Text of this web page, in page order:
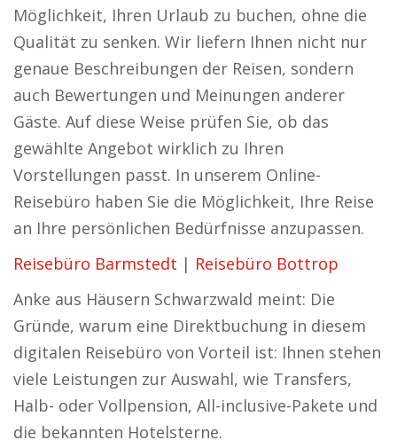
Möglichkeit, Ihren Urlaub zu buchen, ohne die
Qualität zu senken. Wir liefern Ihnen nicht nur
genaue Beschreibungen der Reisen, sondern
auch Bewertungen und Meinungen anderer
Gäste. Auf diese Weise prüfen Sie, ob das
gewählte Angebot wirklich zu Ihren
Vorstellungen passt. In unserem Online-
Reisebüro haben Sie die Möglichkeit, Ihre Reise
an Ihre persönlichen Bedürfnisse anzupassen.
Reisebüro Barmstedt | Reisebüro Bottrop
Anke aus Häusern Schwarzwald meint: Die
Gründe, warum eine Direktbuchung in diesem
digitalen Reisebüro von Vorteil ist: Ihnen stehen
viele Leistungen zur Auswahl, wie Transfers,
Halb- oder Vollpension, All-inclusive-Pakete und
die bekannten Hotelsterne.